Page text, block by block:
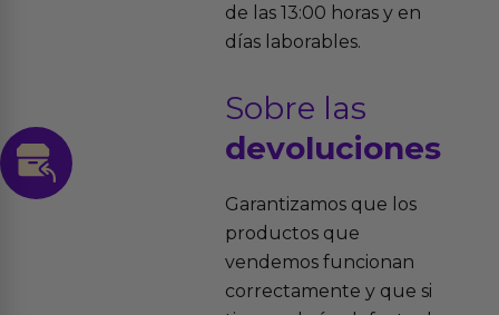
de las 13:00 horas y en
días laborables.
Sobre las
devoluciones
Garantizamos que los
productos que
vendemos funcionan
correctamente y que si